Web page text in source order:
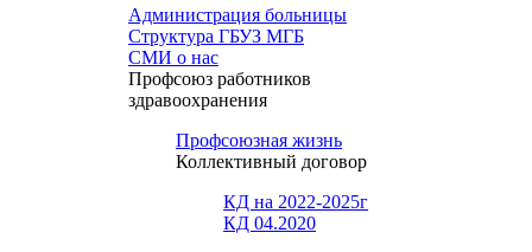
Администрация больницы
Структура ГБУЗ МГБ
СМИ о нас
Профсоюз работников
здравоохранения
Профсоюзная жизнь
Коллективный договор
КД на 2022-2025г
КД 04.2020